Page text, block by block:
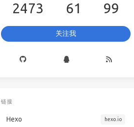
2473 61 99
关注我
链接
Hexo hexo.io